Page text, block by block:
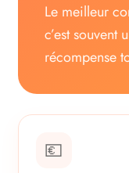
Le meilleur
c’est souvent
récompense
💶